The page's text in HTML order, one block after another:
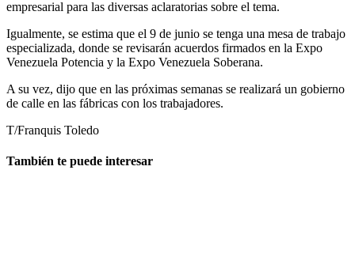
empresarial para las diversas aclaratorias sobre el tema.
Igualmente, se estima que el 9 de junio se tenga una mesa de trabajo
especializada, donde se revisarán acuerdos firmados en la Expo
Venezuela Potencia y la Expo Venezuela Soberana.
A su vez, dijo que en las próximas semanas se realizará un gobierno
de calle en las fábricas con los trabajadores.
T/Franquis Toledo
También te puede interesar